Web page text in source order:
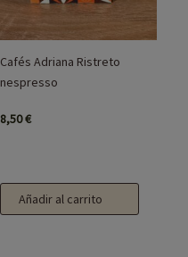
Cafés Adriana Ristreto
nespresso
8,50€
Añadir al carrito